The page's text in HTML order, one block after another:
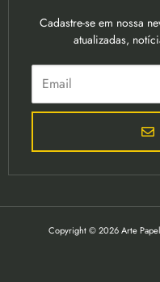
Cadastre-se em nossa
atualizadas,
Copyright © 2026 Arte Papel